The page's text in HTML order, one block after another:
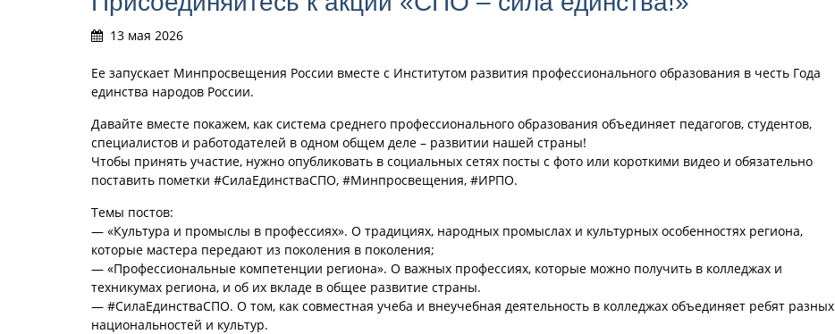
13 мая 2026
Ее запускает Минпросвещения России вместе с Институтом развития профессионального образования в честь Года
единства народов России.
Давайте вместе покажем, как система среднего профессионального образования объединяет педагогов, студентов,
специалистов и работодателей в одном общем деле – развитии нашей страны!
Чтобы принять участие, нужно опубликовать в социальных сетях посты с фото или короткими видео и обязательно
поставить пометки #СилаЕдинстваСПО, #Минпросвещения, #ИРПО.
Темы постов:
— «Культура и промыслы в профессиях». О традициях, народных промыслах и культурных особенностях региона,
которые мастера передают из поколения в поколения;
— «Профессиональные компетенции региона». О важных профессиях, которые можно получить в колледжах и
техникумах региона, и об их вкладе в общее развитие страны.
— #СилаЕдинстваСПО. О том, как совместная учеба и внеучебная деятельность в колледжах объединяет ребят разных
национальностей и культур.